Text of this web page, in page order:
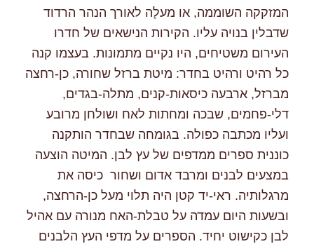
המזקקה השוממה, או מעלָה לאורך הנהר הרדוד
שדבלין בנויה עליו. הקירות הנישאים של חדרו
העירום משטיחים, היו נקיים מתמונות. בעצמו קנה
כל רהיט ורהיט בחדר: מיטת ברזל שחורה, כן-רחצה
מברזל, ארבעה כיסאות-קנים, מתלה-בגדים,
דלי-פחמים, שבכה ומחתות לאח ושולחן מרובע
ועליו מכתבה כפולה. בגומחה שבחדר הותקנה
כוננית ספרים ממדפים של עץ לבן. המיטה הוצעה
במצעים לבנים ומרבד אדום ושחור כיסה את
מרגלותיה. ראי-יד קטן היה תלוי מעל כן-הרחצה,
ובשעות היום עמדה על טבלת-האח מנורה עם אהיל
לבן כקישוט יחיד. הספרים על מדפי העץ הלבנים